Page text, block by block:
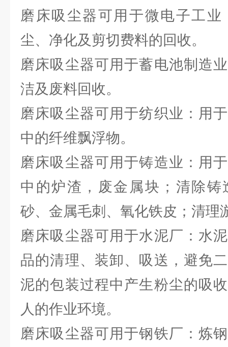
磨床吸尘器可用于微电子工
尘、净化及剪切费料的回收。
磨床吸尘器可用于蓄电池制造
洁及废料回收。
磨床吸尘器可用于纺织业：用
中的纤维飘浮物。
磨床吸尘器可用于铸造业：用
中的炉渣，废金属块；清除
砂、金属毛刺、氧化铁皮；清理
磨床吸尘器可用于水泥厂：水
品的清理、装卸、吸送，避免
泥的包装过程中产生粉尘的吸
人的作业环境。
磨床吸尘器可用于钢铁厂：炼